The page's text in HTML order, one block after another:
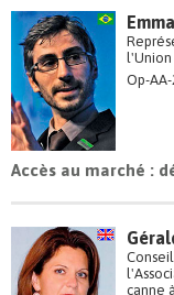
Op-AA-
Accès au marché :
canne